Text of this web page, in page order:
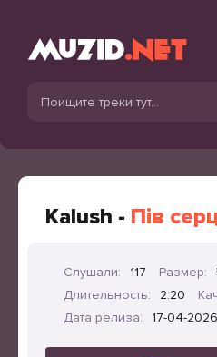
Kalush - Пів
Слушали: 117 Размер:
Длительность:
2:20
Дата релиза:
17-04-2026